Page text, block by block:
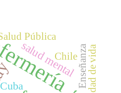
salud mental
Cuba Enseñanzacalidad de vida
Pública
Chile